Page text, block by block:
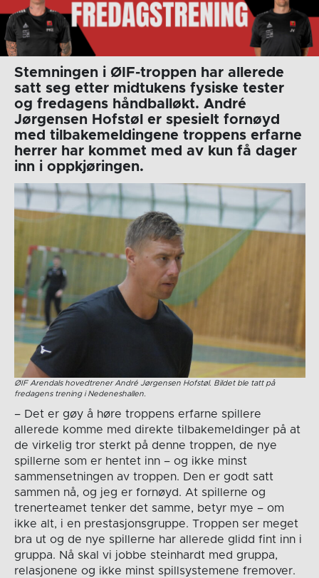
Stemningen i ØIF-troppen har allerede
satt seg etter midtukens fysiske tester
og fredagens håndballøkt. André
Jørgensen Hofstøl er spesielt fornøyd
med tilbakemeldingene troppens erfarne
herrer har kommet med av kun få dager
inn i oppkjøringen.
ØIF Arendals hovedtrener André Jørgensen Hofstøl. Bildet ble tatt på
fredagens trening i Nedeneshallen.
– Det er gøy å høre troppens erfarne spillere
allerede komme med direkte tilbakemeldinger på at
de virkelig tror sterkt på denne troppen, de nye
spillerne som er hentet inn – og ikke minst
sammensetningen av troppen. Den er godt satt
sammen nå, og jeg er fornøyd. At spillerne og
trenerteamet tenker det samme, betyr mye – om
ikke alt, i en prestasjonsgruppe. Troppen ser meget
bra ut og de nye spillerne har allerede glidd fint inn i
gruppa. Nå skal vi jobbe steinhardt med gruppa,
relasjonene og ikke minst spillsystemene fremover.